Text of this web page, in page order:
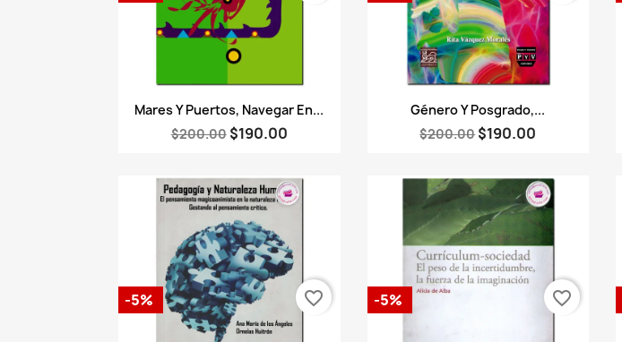
Vista rápida
Mares Y Puertos, Navegar En...
$200.00 $190.00
Vista rápida
Género Y Posgrado,...
$200.00$190.00
-5% favorite_border -5% favorite_border